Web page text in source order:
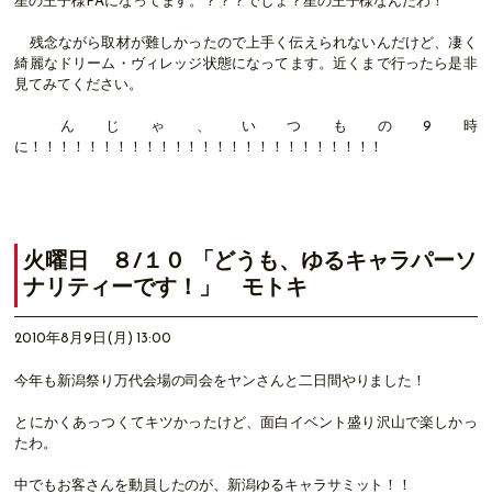
残念ながら取材が難しかったので上手く伝えられないんだけど、凄く
綺麗なドリーム・ヴィレッジ状態になってます。近くまで行ったら是非
見てみてください。
んじゃ、いつもの9時
に！！！！！！！！！！！！！！！！！！！！！！！！！
火曜日 ８/１０ 「どうも、ゆるキャラパーソ
ナリティーです！」 モトキ
2010年8月9日(月) 13:00
今年も新潟祭り万代会場の司会をヤンさんと二日間やりました！
とにかくあっつくてキツかったけど、面白イベント盛り沢山で楽しかっ
たわ。
中でもお客さんを動員したのが、新潟ゆるキャラサミット！！